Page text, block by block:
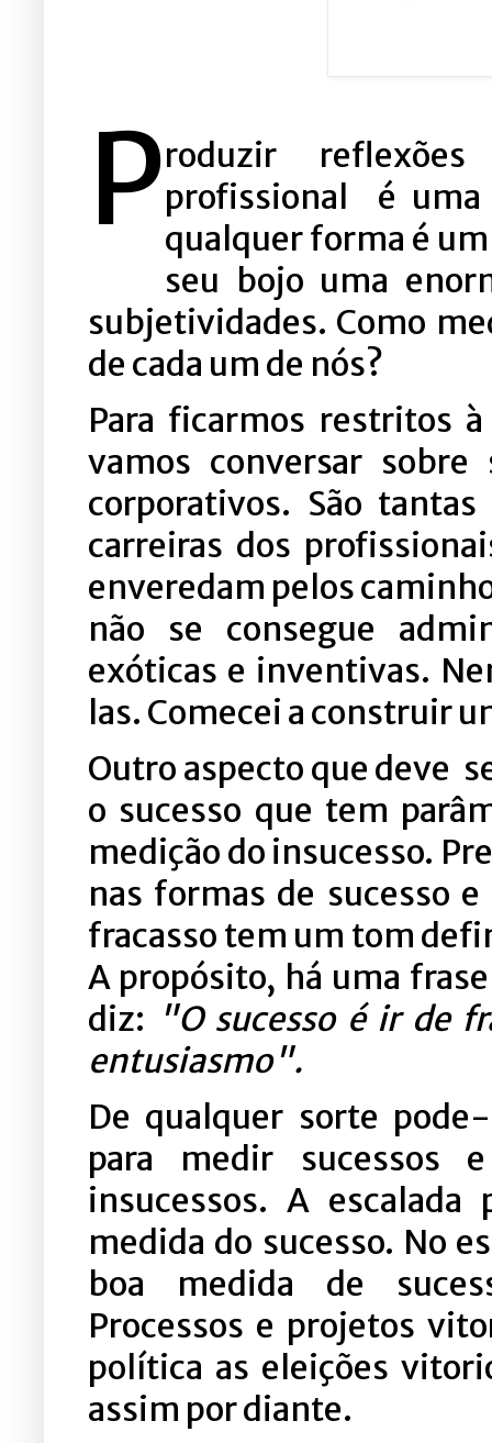
Produzir
profissional é uma
qualquer forma é
seu bojo uma
subjetividades. Como
de cada um de nós?
Para ficarmos restritos
vamos conversar sobre
corporativos. São
carreiras dos
enveredam pelos
não se consegue
exóticas e inventivas.
las. Comecei a construir
Outro aspecto que deve
o sucesso que tem
medição do insucesso.
nas formas de sucesso
fracasso tem um tom
A propósito, há uma
diz: "O sucesso é ir de
entusiasmo".
De qualquer sorte
para medir sucessos
insucessos. A
medida do sucesso. No
boa medida de
Processos e projetos
política as eleições
assim por diante.